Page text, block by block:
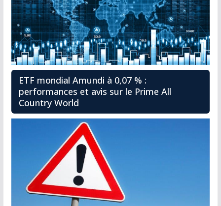
ETF mondial Amundi à 0,07 % :
performances et avis sur le Prime All
Country World